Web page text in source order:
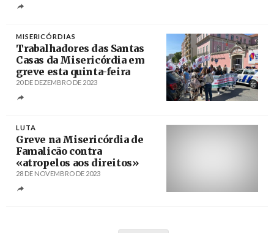
MISERICÓRDIAS
Trabalhadores das Santas
Casas da Misericórdia em
greve esta quinta-feira
20 DE DEZEMBRO DE 2023
LUTA
Greve na Misericórdia de
Famalicão contra
«atropelos aos direitos»
28 DE NOVEMBRO DE 2023